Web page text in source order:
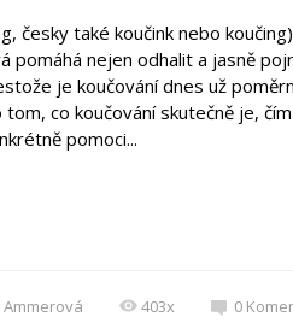
česky také koučink nebo
pomáhá nejen odhalit a jasně
je koučování dnes už
co koučování skutečně je,
pomoci...
Ammerová 403x 0